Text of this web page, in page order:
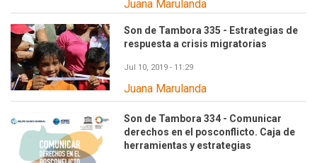
Juana Marulanda
Son de Tambora 335 - Estrategias de
respuesta a crisis migratorias
Jul 10, 2019 - 11:29
Juana Marulanda
Son de Tambora 334 - Comunicar
derechos en el posconflicto. Caja de
herramientas y estrategias